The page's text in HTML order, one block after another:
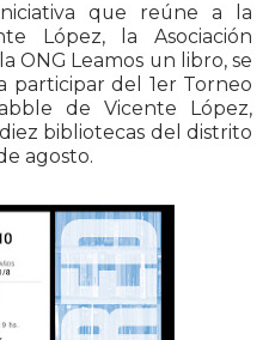
que reúne a la
López, la Asociación
ONG Leamos un libro, se
participar del 1er Torneo
de Vicente López,
bibliotecas del distrito
agosto.